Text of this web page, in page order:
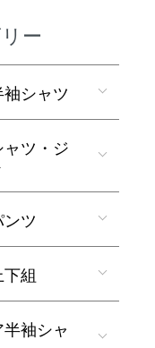
ー
袖シャツ
ャツ・ジ
ツ
組
袖シャ